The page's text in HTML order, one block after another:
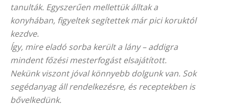
tanulták. Egyszerűen mellettük álltak a
konyhában, figyeltek segítettek már pici koruktól
kezdve.
Így, mire eladó sorba került a lány – addigra
mindent főzési mesterfogást elsajátított.
Nekünk viszont jóval könnyebb dolgunk van. Sok
segédanyag áll rendelkezésre, és receptekben is
bővelkedünk.